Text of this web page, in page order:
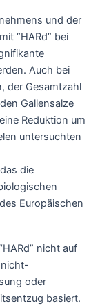
und der
“HARd” bei
Auch bei
der Gesamtzahl
Gallensalze
Reduktion um
untersuchten
die
Europäischen
nicht auf
nicht-
oder
basiert.